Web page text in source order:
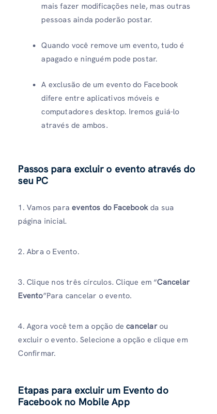
mais fazer modificações nele, mas outras
pessoas ainda poderão postar.
Quando você remove um evento, tudo é
apagado e ninguém pode postar.
A exclusão de um evento do Facebook
difere entre aplicativos móveis e
computadores desktop. Iremos guiá-lo
através de ambos.
Passos para excluir o evento através do
seu PC
1. Vamos paraeventos do Facebookda sua
página inicial.
2. Abra o Evento.
3. Clique nos três círculos. Clique em “Cancelar
Evento”Para cancelar o evento.
4. Agora você tem a opção decancelarou
excluir o evento. Selecione a opção e clique em
Confirmar.
Etapas para excluir um Evento do
Facebook no Mobile App